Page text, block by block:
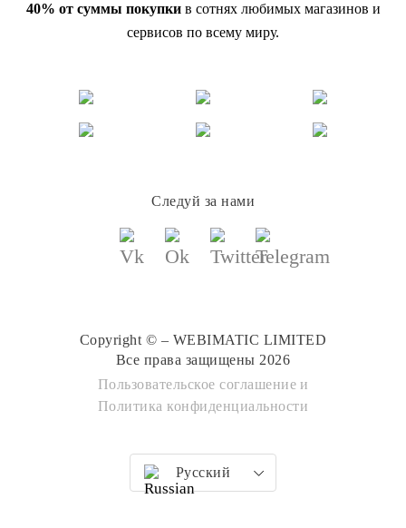
40% от суммы покупкив сотнях любимых магазинов и
сервисов по всему миру.
Следуй за нами
Copyright © – WEBIMATIC LIMITED
Все права защищены 2026
Пользовательское соглашение и
Политика конфиденциальности
Русский